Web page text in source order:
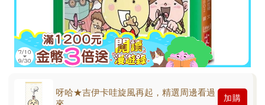
呀哈★吉伊卡哇旋風再起，精選周邊看過
加購